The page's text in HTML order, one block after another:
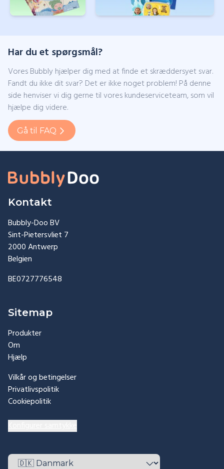
Har du et spørgsmål?
Vores Bubbly hjælper dig med at finde et skræddersyet svar.
Fandt du ikke dit svar? Det er ikke noget problem! På denne
side henviser vi dig gerne til vores kundeserviceteam, som vil
hjælpe dig videre.
Gå til FAQ
Kontakt
Bubbly-Doo BV
Sint-Pietersvliet 7
2000 Antwerp
Belgien
BE0727776548
Sitemap
Produkter
Om
Hjælp
Vilkår og betingelser
Privatlivspolitik
Cookiepolitik